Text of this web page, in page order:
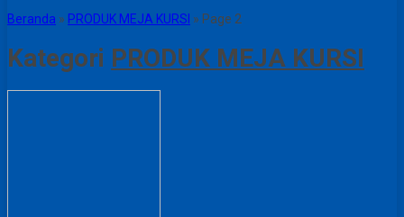
Beranda » PRODUK MEJA KURSI » Page 2
Kategori PRODUK MEJA KURSI